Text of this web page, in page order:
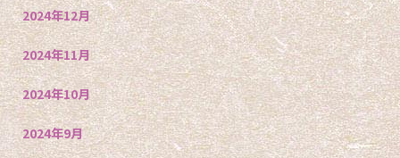
2024年12月
2024年11月
2024年10月
2024年9月